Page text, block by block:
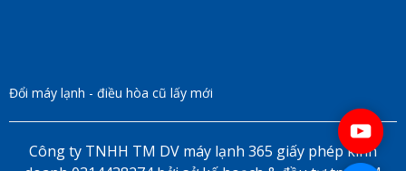
Đổi máy lạnh - điều hòa cũ lấy mới
Công ty TNHH TM DV máy lạnh 365 giấy phép kinh